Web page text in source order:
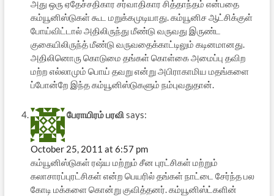
அது ஒரு ஏதேச்சதிகார சர்வாதிகார சித்தாந்தம் என்பதை
கம்யூனிஸ்டுகள் கூட மறுக்கமுடியாது. கம்யூனிச ஆட்சிக்குள்
போய்விட்டால் அதிலிருந்து மீண்டு வருவது இருண்ட
குகையிலிருந்த் மீண்டு வருவதைக்காட்டிலும் கடினமானது.
அதிலினொரு கொடுமை தங்கள் கொள்கை அமைப்பு தவிற
மற்ற எல்லாமும் பொய் தவறு என்று அபிராகாமிய மதங்களை
ப்போன்றே இந்த கம்யூனிஸ்டுகளும் நம்புவதுதான்.
பேராயிரம் பரவிsays:
October 25, 2011 at 6:57 pm
கம்யூனிஸ்டுகள் ரஷ்ய மற்றும் சீன புரட்சிகள் மற்றும்
கலாசாரப்புரட்சிகள் என்ற பெயரில் தங்கள் நாட்டை சேர்ந்த பல
கோடி மக்களை கொன்று குவித்தனர். கம்யூனிஸ்ட்களின்